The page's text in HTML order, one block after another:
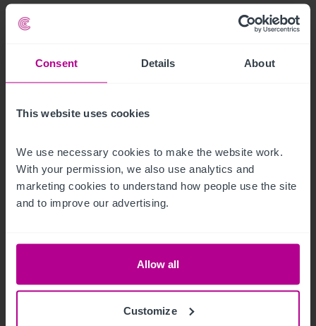
Consent Details About
This website uses cookies
We use necessary cookies to make the website work.
With your permission, we also use analytics and
marketing cookies to understand how people use the site
and to improve our advertising.
Allow all
Customize
9/3/2023
Vermittlung
Beratung
Pachtprüfung
Investitionen und Entwicklung